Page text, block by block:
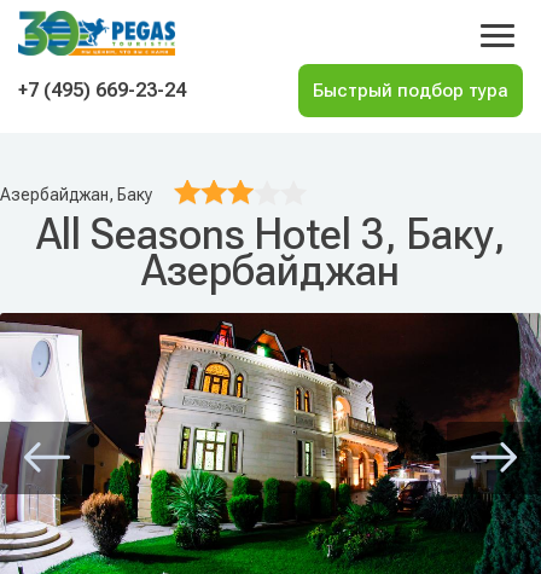
На главную
+7 (495) 669-23-24
Азербайджан, Баку
All Seasons Hotel 3, Баку,
Азербайджан